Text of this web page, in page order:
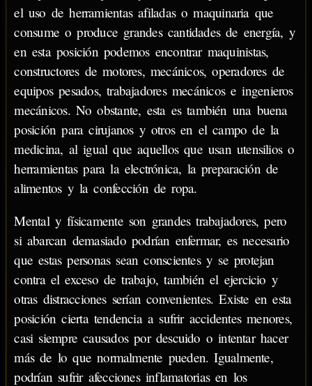
el uso de herramientas afiladas o maquinaria que
consume o produce grandes cantidades de energía, y
en esta posición podemos encontrar maquinistas,
constructores de motores, mecánicos, operadores de
equipos pesados, trabajadores mecánicos e ingenieros
mecánicos. No obstante, esta es también una buena
posición para cirujanos y otros en el campo de la
medicina, al igual que aquellos que usan utensilios o
herramientas para la electrónica, la preparación de
alimentos y la confección de ropa.
Mental y físicamente son grandes trabajadores, pero
si abarcan demasiado podrían enfermar, es necesario
que estas personas sean conscientes y se protejan
contra el exceso de trabajo, también el ejercicio y
otras distracciones serían convenientes. Existe en esta
posición cierta tendencia a sufrir accidentes menores,
casi siempre causados por descuido o intentar hacer
más de lo que normalmente pueden. Igualmente,
podrían sufrir afecciones inflamatorias en los